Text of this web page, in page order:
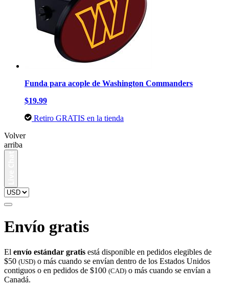
Funda para acople de Washington Commanders
$19.99
Retiro GRATIS en la tienda
Volver
arriba
Envío gratis
El envío estándar gratis está disponible en pedidos elegibles de
$50 (USD) o más cuando se envían dentro de los Estados Unidos
contiguos o en pedidos de $100 (CAD) o más cuando se envían a
Canadá.